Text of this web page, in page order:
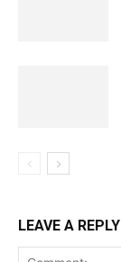
LEAVE A REPLY